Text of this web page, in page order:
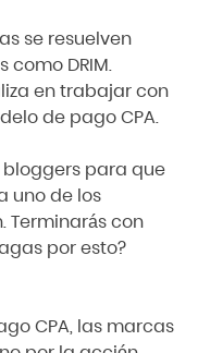
se resuelven
DRIM.
en trabajar con
de pago CPA.
bloggers para que
uno de los
Terminarás con
por esto?
CPA, las marcas